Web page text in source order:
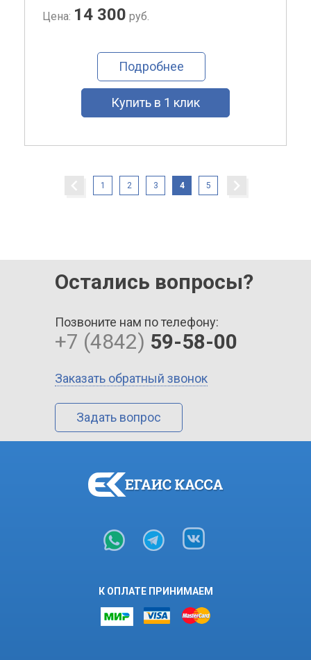
Цена: 14 300 руб.
Подробнее
Купить в 1 клик
1 2 3 4 5
Остались вопросы?
Позвоните нам по телефону:
+7 (4842) 59-58-00
Заказать обратный звонок
Задать вопрос
К ОПЛАТЕ ПРИНИМАЕМ